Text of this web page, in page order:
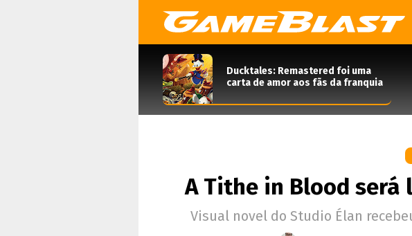
Ducktales: Remastered foi uma
carta de amor aos fãs da franquia
A Tithe in Blood será
Visual novel do Studio Élan